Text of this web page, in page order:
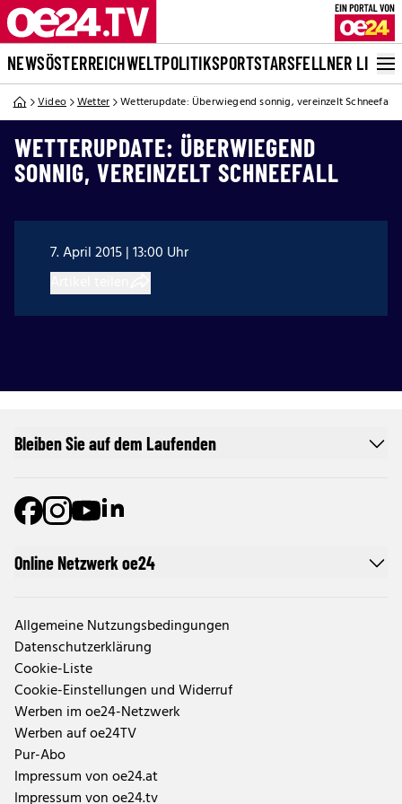
NEWSÖSTERREICHWELTPOLITIKSPORTSTARSFELLNER LIVE
Video Wetter Wetterupdate: Überwiegend sonnig, vereinzelt Schneefall
WETTERUPDATE: ÜBERWIEGEND
SONNIG, VEREINZELT SCHNEEFALL
7. April 2015 | 13:00 Uhr
Online Netzwerk oe24
Allgemeine Nutzungsbedingungen
Datenschutzerklärung
Cookie-Liste
Cookie-Einstellungen und Widerruf
Werben im oe24-Netzwerk
Werben auf oe24TV
Pur-Abo
Impressum von oe24.at
Impressum von oe24.tv
Bleiben Sie auf dem Laufenden